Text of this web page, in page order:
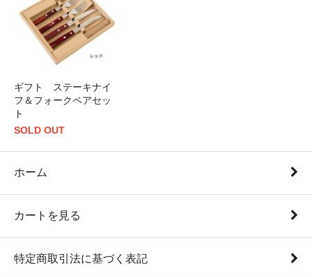
ギフト ステーキナイ
フ＆フォークペアセッ
ト
SOLD OUT
ホーム
カートを見る
特定商取引法に基づく表記